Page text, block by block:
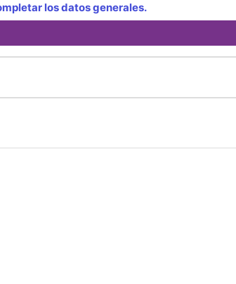
los datos generales.